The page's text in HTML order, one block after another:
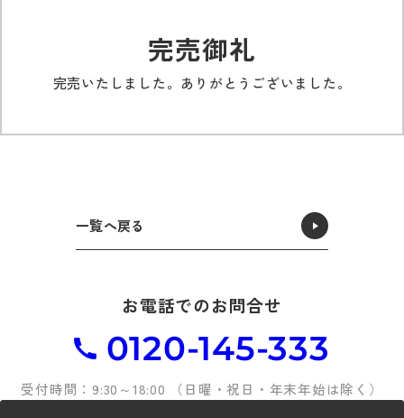
完売御礼
完売いたしました。ありがとうございました。
一覧へ戻る
お電話でのお問合せ
0120-145-333
受付時間：9:30～18:00 （日曜・祝日・年末年始は除く）